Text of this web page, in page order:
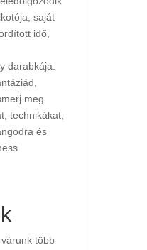
saját
idő,
darabkája.
meg
technikákat,
és
több